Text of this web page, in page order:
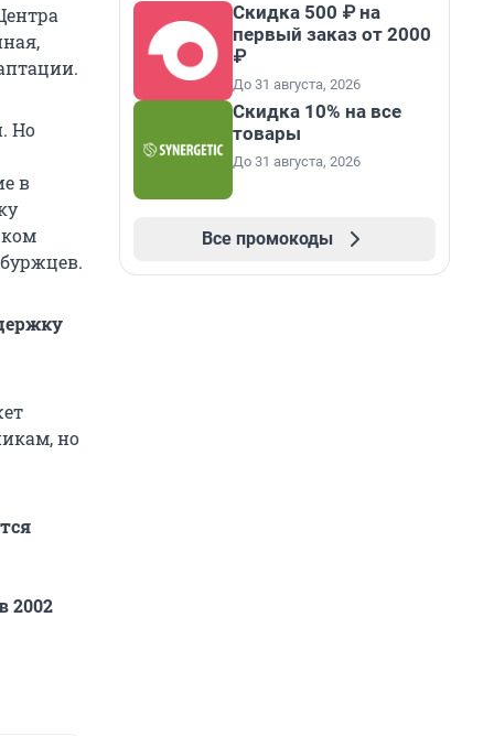
Но
в
но
2002
Скидка 500 ₽ на
первый заказ от 2000
₽
До 31 августа, 2026
Скидка 10% на все
товары
До 31 августа, 2026
Все промокоды